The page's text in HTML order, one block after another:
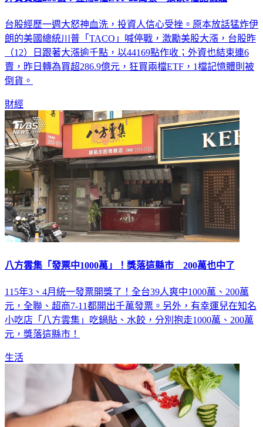
台股經歷一週大怒神血洗，投資人信心受挫。原本放話猛炸伊
朗的美國總統川普「TACO」喊停戰，激勵美股大漲，台股昨
（12）日跟著大漲逾千點，以44169點作收；外資也結束連6
賣，昨日轉為買超286.9億元，狂買兩檔ETF，1檔記憶體則被
倒貨。
財經
八方雲集「發票中1000萬」！獎落這縣市 200萬也中了
115年3、4月統一發票開獎了！全台39人爽中1000萬、200萬
元，全聯、超商7-11都開出千萬發票。另外，有幸運兒在知名
小吃店「八方雲集」吃鍋貼、水餃，分別抱走1000萬、200萬
元，獎落這縣市！
生活